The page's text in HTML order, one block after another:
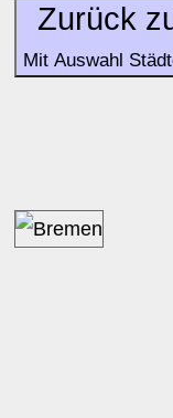
Mit Auswahl